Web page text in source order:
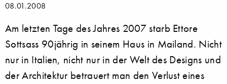
08.01.2008
Am letzten Tage des Jahres 2007 starb Ettore
Sottsass 90jährig in seinem Haus in Mailand. Nicht
nur in Italien, nicht nur in der Welt des Designs und
der Architektur betrauert man den Verlust eines